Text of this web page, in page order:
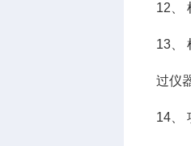
12、
13、
过仪
14、